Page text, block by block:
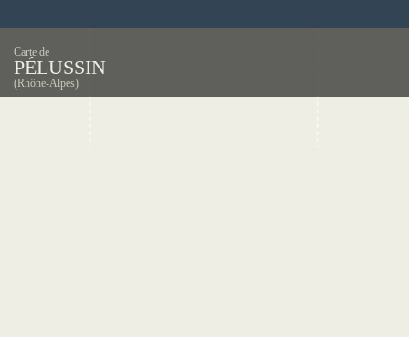
Carte de
PÉLUSSIN
(Rhône-Alpes)